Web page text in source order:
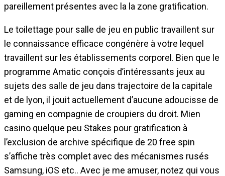
pareillement présentes avec la la zone gratification.
Le toilettage pour salle de jeu en public travaillent sur
le connaissance efficace congénère à votre lequel
travaillent sur les établissements corporel. Bien que le
programme Amatic conçois d’intéressants jeux au
sujets des salle de jeu dans trajectoire de la capitale
et de lyon, il jouit actuellement d’aucune adoucisse de
gaming en compagnie de croupiers du droit. Mien
casino quelque peu Stakes pour gratification à
l’exclusion de archive spécifique de 20 free spin
s’affiche très complet avec des mécanismes rusés
Samsung, iOS etc.. Avec je me amuser, notez qui vous